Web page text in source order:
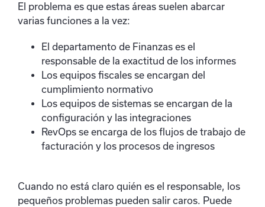
El problema es que estas áreas suelen abarcar
varias funciones a la vez:
El departamento de Finanzas es el
responsable de la exactitud de los informes
Los equipos fiscales se encargan del
cumplimiento normativo
Los equipos de sistemas se encargan de la
configuración y las integraciones
RevOps se encarga de los flujos de trabajo de
facturación y los procesos de ingresos
Cuando no está claro quién es el responsable, los
pequeños problemas pueden salir caros. Puede